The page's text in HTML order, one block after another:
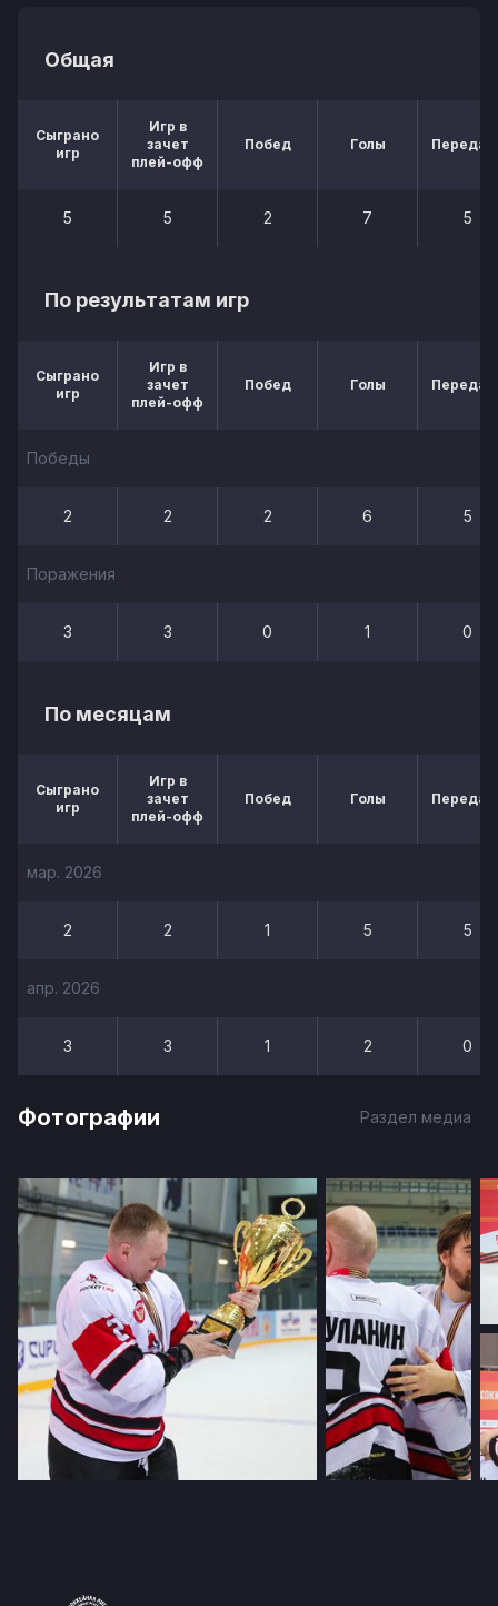
Общая
Сыграно
игр
Игр в
зачет
плей-офф
Побед Голы
5 5 2 7 5
По результатам игр
Сыграно
игр
Игр в
зачет
плей-офф
Побед Голы
Победы
2 2 2 6 5
Поражения
3 3 0 1 0
По месяцам
Сыграно
игр
Игр в
зачет
плей-офф
Побед Голы
мар. 2026
2 2 1 5 5
апр. 2026
3 3 1 2 0
Фотографии Раздел медиа